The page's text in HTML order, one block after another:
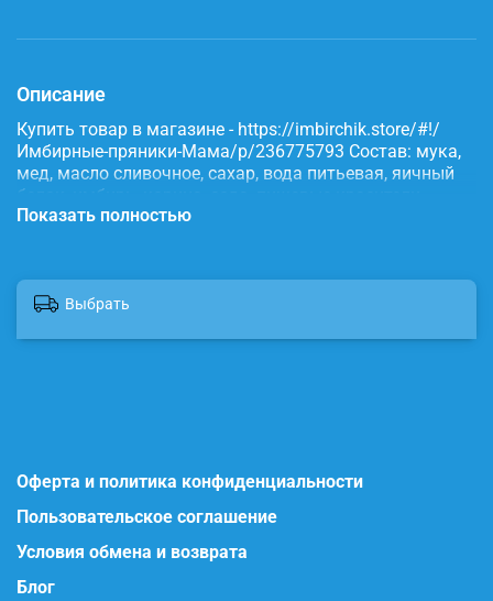
Описание
Купить товар в магазине - https://imbirchik.store/#!/
Имбирные-пряники-Мама/p/236775793 Состав: мука,
мед, масло сливочное, сахар, вода питьевая, яичный
белок, имбирь, корица, сода, пищевые красители.
Показать полностью
Выбрать
Оферта и политика конфиденциальности
Пользовательское соглашение
Условия обмена и возврата
Блог